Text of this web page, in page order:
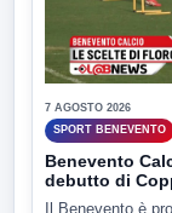
7 AGOSTO 2026
SPORT BENEVENTO
Benevento
debutto di
Il Benevento è